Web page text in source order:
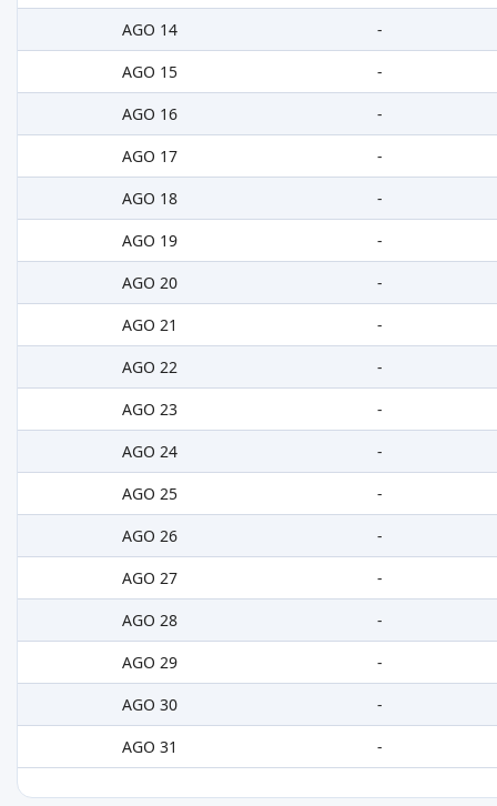
AGO 14
-
AGO 15
-
AGO 16
-
AGO 17
-
AGO 18
-
AGO 19
-
AGO 20
-
AGO 21
-
AGO 22
-
AGO 23
-
AGO 24
-
AGO 25
-
AGO 26
-
AGO 27
-
AGO 28
-
AGO 29
-
AGO 30
-
AGO 31
-